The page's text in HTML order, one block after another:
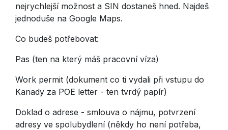
nejrychlejší možnost a SIN dostaneš hned. Najdeš
jednoduše na Google Maps.
Co budeš potřebovat:
Pas (ten na který máš pracovní víza)
Work permit (dokument co ti vydali při vstupu do
Kanady za POE letter - ten tvrdý papír)
Doklad o adrese - smlouva o nájmu, potvrzení
adresy ve spolubydlení (někdy ho není potřeba,